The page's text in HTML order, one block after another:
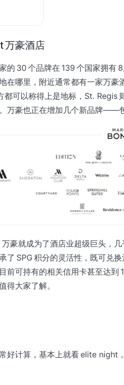
万豪酒店
的 30 个品牌在 139 个国家拥有
在哪里，附近通常都有一家万
都可以称得上是地标，St. Regis
万豪也正在增加几个新品牌——
万豪就成为了酒店业超级巨头，
了 SPG 积分的灵活性，既可兑
前可持有的相关信用卡甚至达
得大家了解。
好计算，基本上就看 elite night